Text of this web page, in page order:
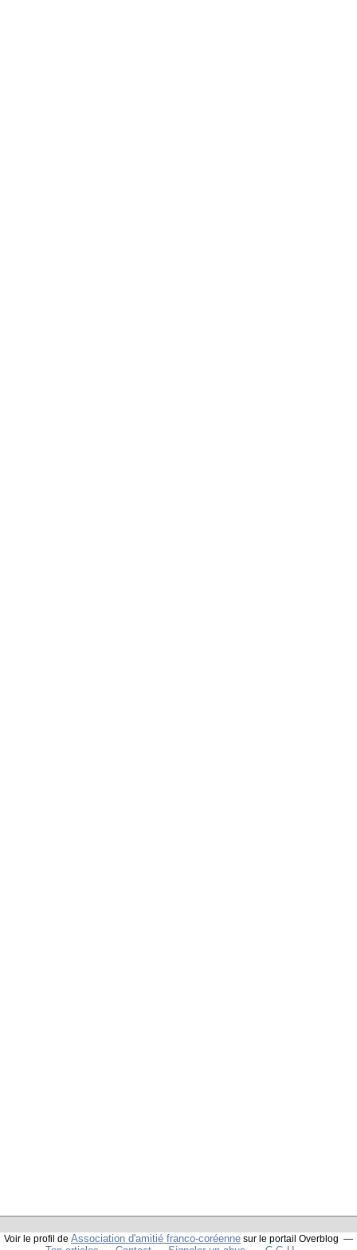
Voir le profil de Association d'amitié franco-coréenne sur le portail Overblog